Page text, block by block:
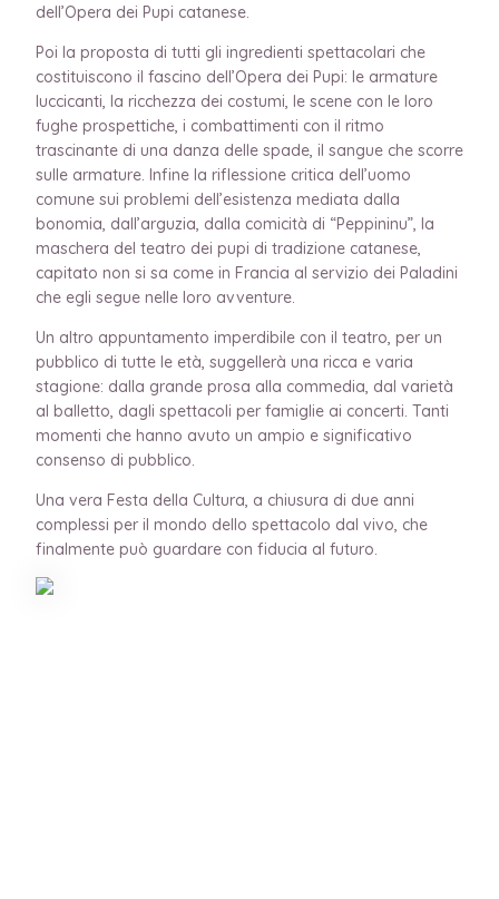
dell’Opera dei Pupi catanese.
Poi la proposta di tutti gli ingredienti spettacolari che
costituiscono il fascino dell’Opera dei Pupi: le armature
luccicanti, la ricchezza dei costumi, le scene con le loro
fughe prospettiche, i combattimenti con il ritmo
trascinante di una danza delle spade, il sangue che scorre
sulle armature. Infine la riflessione critica dell’uomo
comune sui problemi dell’esistenza mediata dalla
bonomia, dall’arguzia, dalla comicità di “Peppininu”, la
maschera del teatro dei pupi di tradizione catanese,
capitato non si sa come in Francia al servizio dei Paladini
che egli segue nelle loro avventure.
Un altro appuntamento imperdibile con il teatro, per un
pubblico di tutte le età, suggellerà una ricca e varia
stagione: dalla grande prosa alla commedia, dal varietà
al balletto, dagli spettacoli per famiglie ai concerti. Tanti
momenti che hanno avuto un ampio e significativo
consenso di pubblico.
Una vera Festa della Cultura, a chiusura di due anni
complessi per il mondo dello spettacolo dal vivo, che
finalmente può guardare con fiducia al futuro.